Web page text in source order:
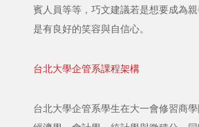
賓人員等等，巧文建議若是想要成為
是有良好的笑容與自信心。
台北大學企管系課程架構
台北大學企管系學生在大一會修習商